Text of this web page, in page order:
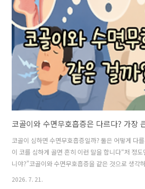
되는지실비보험 청구도 가능한지코 성형과 같이 하
는지비중격만곡증은 단순히 코가 조금 휘어 있다는
술하는 것은 아닙니다증상이 어느 정도인지와 어떤
에 따라 수술 방법과 실제 부담하는 비용도 달라질
휘었다는 게 무슨 뜻일까?우리 코 안에는..
코골이와 수면무호흡증은 다르다? 가장
코골이 심하면 수면무호흡증일까? 둘은 어떻게 다
이 코를 심하게 골면 흔히 이런 말을 합니다“저 정
니야?”코골이와 수면무호흡증을 같은 것으로 생각
사실 둘은 같은 의미가 아닙니다매일 큰 소리로 코를
2026. 7. 21.